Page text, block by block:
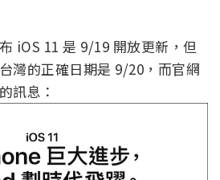
iOS 11 是 9/19 開放更新，但
灣的正確日期是 9/20，而官網
訊息：